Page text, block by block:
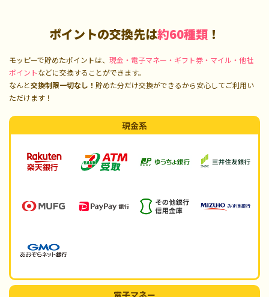
ポイントの交換先は約60種類 ！
モッピーで貯めたポイントは、 現金・電子マネー・ギフト券・マイル・他社
ポイントなどに交換することができます。
なんと交換制限一切なし！ 貯めた分だけ交換ができるから安心してご利用い
ただけます！
現金系
電子マネー